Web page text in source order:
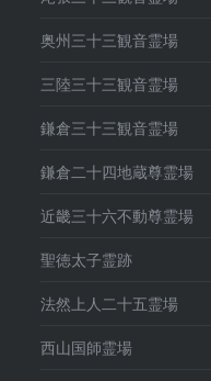
奥州三十三観音霊場
三陸三十三観音霊場
鎌倉三十三観音霊場
鎌倉二十四地蔵尊霊場
近畿三十六不動尊霊場
聖徳太子霊跡
法然上人二十五霊場
西山国師霊場